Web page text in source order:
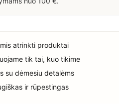
atrinkti produktai
tik tai, kuo tikime
su dėmesiu detalėms
ir rūpestingas